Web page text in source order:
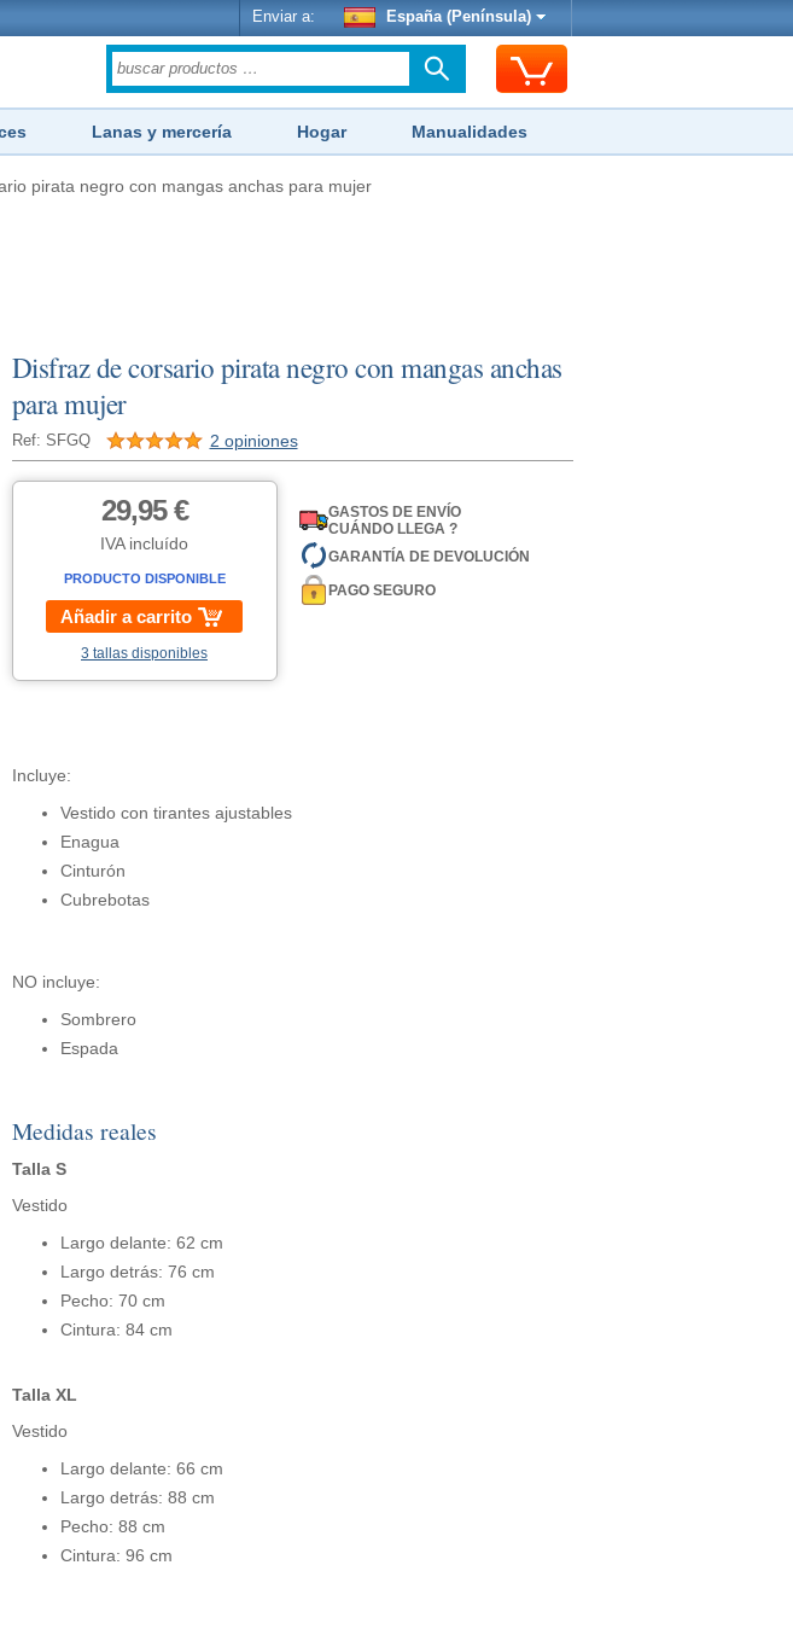
Enviar a: España (Península)
Lanas y mercería Hogar Manualidades
pirata negro con mangas anchas para mujer
Disfraz de corsario pirata negro con mangas anchas
para mujer
Ref: SFGQ 2 opiniones
29,95 €
IVA incluído
PRODUCTO DISPONIBLE
Añadir a carrito
3 tallas disponibles
GASTOS DE ENVÍO
CUÁNDO LLEGA ?
GARANTÍA DE DEVOLUCIÓN
PAGO SEGURO
Incluye:
Vestido con tirantes ajustables
Enagua
Cinturón
Cubrebotas
NO incluye:
Sombrero
Espada
Medidas reales
Talla S
Vestido
Largo delante: 62 cm
Largo detrás: 76 cm
Pecho: 70 cm
Cintura: 84 cm
Talla XL
Vestido
Largo delante: 66 cm
Largo detrás: 88 cm
Pecho: 88 cm
Cintura: 96 cm